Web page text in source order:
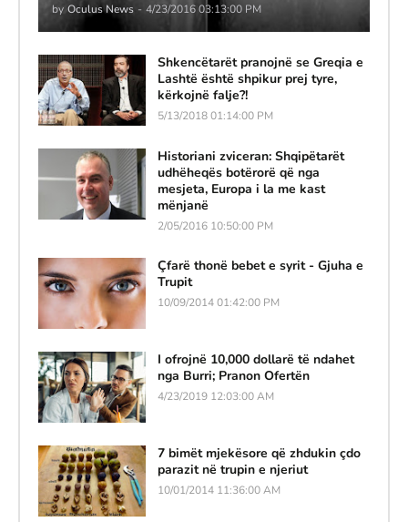
by Oculus News - 4/23/2016 03:13:00 PM
Shkencëtarët pranojnë se Greqia e
Lashtë është shpikur prej tyre,
kërkojnë falje?!
5/13/2018 01:14:00 PM
Historiani zviceran: Shqipëtarët
udhëheqës botërorë që nga
mesjeta, Europa i la me kast
mënjanë
2/05/2016 10:50:00 PM
Çfarë thonë bebet e syrit - Gjuha e
Trupit
10/09/2014 01:42:00 PM
I ofrojnë 10,000 dollarë të ndahet
nga Burri; Pranon Ofertën
4/23/2019 12:03:00 AM
7 bimët mjekësore që zhdukin çdo
parazit në trupin e njeriut
10/01/2014 11:36:00 AM